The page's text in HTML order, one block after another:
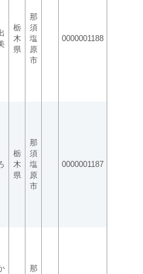
栃
木
県
那
須
塩
原
市
0000001188
栃
木
県
那
須
塩
原
市
0000001187
那